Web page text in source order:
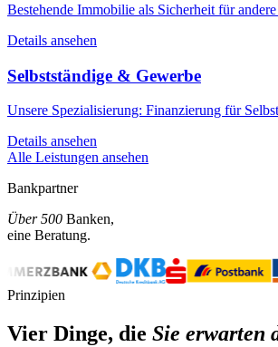
Bestehende Immobilie als Sicherheit für
Details ansehen
Selbstständige & Gewerbe
Unsere Spezialisierung: Finanzierung für
Details ansehen
Alle Leistungen ansehen
Bankpartner
Über 500 Banken,
eine Beratung.
Prinzipien
Vier Dinge, die Sie erwarten